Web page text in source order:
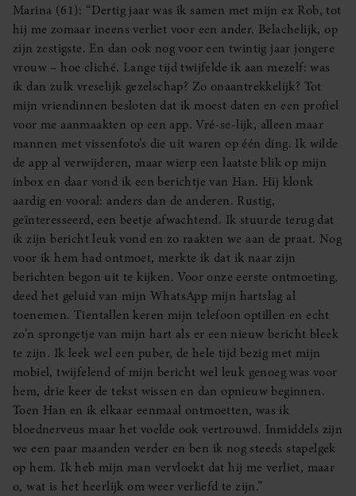
Marina (61): “Dertig jaar was ik samen met mijn ex Rob, tot
hij me zomaar ineens verliet voor een ander. Belachelijk, op
zijn zestigste. En dan ook nog voor een twintig jaar jongere
vrouw – hoe cliché. Lange tijd twijfelde ik aan mezelf: was
ik dan zulk vreselijk gezelschap? Zo onaantrekkelijk? Tot
mijn vriendinnen besloten dat ik moest daten en een profiel
voor me aanmaakten op een app. Vré-se-lijk, alleen maar
mannen met vissenfoto’s die uit waren op één ding. Ik wilde
de app al verwijderen, maar wierp een laatste blik op mijn
inbox en daar vond ik een berichtje van Han. Hij klonk
aardig en vooral: anders dan de anderen. Rustig,
geïnteresseerd, een beetje afwachtend. Ik stuurde terug dat
ik zijn bericht leuk vond en zo raakten we aan de praat. Nog
voor ik hem had ontmoet, merkte ik dat ik naar zijn
berichten begon uit te kijken. Voor onze eerste ontmoeting,
deed het geluid van mijn WhatsApp mijn hartslag al
toenemen. Tientallen keren mijn telefoon optillen en echt
zo’n sprongetje van mijn hart als er een nieuw bericht bleek
te zijn. Ik leek wel een puber, de hele tijd bezig met mijn
mobiel, twijfelend of mijn bericht wel leuk genoeg was voor
hem, drie keer de tekst wissen en dan opnieuw beginnen.
Toen Han en ik elkaar eenmaal ontmoetten, was ik
bloednerveus maar het voelde ook vertrouwd. Inmiddels zijn
we een paar maanden verder en ben ik nog steeds stapelgek
op hem. Ik heb mijn man vervloekt dat hij me verliet, maar
o, wat is het heerlijk om weer verliefd te zijn.”